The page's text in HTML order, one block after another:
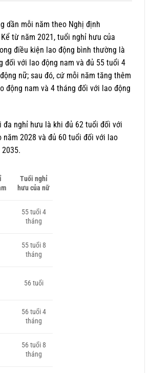
dần mỗi năm theo Nghị định
từ năm 2021, tuổi nghỉ hưu của
điều kiện lao động bình thường là
đối với lao động nam và đủ 55 tuổi 4
nữ; sau đó, cứ mỗi năm tăng thêm
động nam và 4 tháng đối với lao động
đa nghỉ hưu là khi đủ 62 tuổi đối với
năm 2028 và đủ 60 tuổi đối với lao
Tuổi nghỉ
hưu của nữ
55 tuổi 4
tháng
55 tuổi 8
tháng
56 tuổi
56 tuổi 4
tháng
56 tuổi 8
tháng